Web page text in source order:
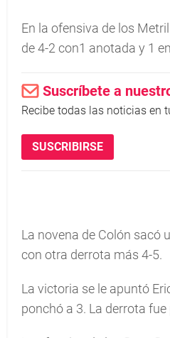
En la ofensiva de los
de 4-2 con1 anotada y 1
Suscríbete a
Recibe todas las noticias en
SUSCRIBIRSE
La novena de Colón sacó
con otra derrota más 4-5.
La victoria se le apuntó
ponchó a 3. La derrota